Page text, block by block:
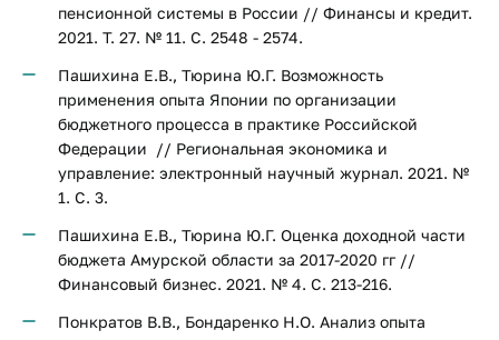
пенсионной системы в России // Финансы и кредит.
2021. Т. 27. № 11. С. 2548 - 2574.
Пашихина Е.В., Тюрина Ю.Г. Возможность
применения опыта Японии по организации
бюджетного процесса в практике Российской
Федерации // Региональная экономика и
управление: электронный научный журнал. 2021. №
1. С. 3.
Пашихина Е.В., Тюрина Ю.Г. Оценка доходной части
бюджета Амурской области за 2017-2020 гг //
Финансовый бизнес. 2021. № 4. С. 213-216.
Понкратов В.В., Бондаренко Н.О. Анализ опыта